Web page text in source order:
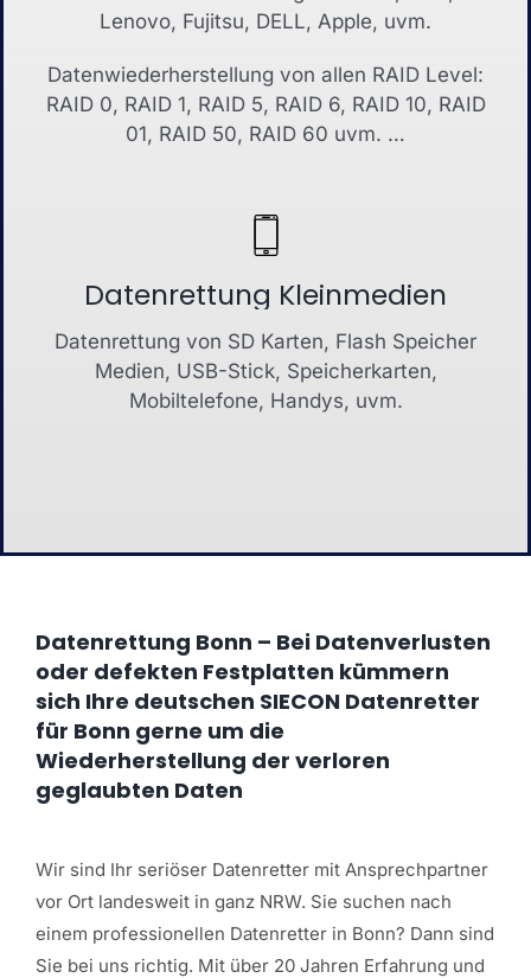
Lenovo, Fujitsu, DELL, Apple, uvm.
Datenwiederherstellung von allen RAID Level:
RAID 0, RAID 1, RAID 5, RAID 6, RAID 10, RAID
01, RAID 50, RAID 60 uvm. …
Datenrettung Kleinmedien
Datenrettung von SD Karten, Flash Speicher
Medien, USB-Stick, Speicherkarten,
Mobiltelefone, Handys, uvm.
Datenrettung Bonn – Bei Datenverlusten
oder defekten Festplatten kümmern
sich Ihre deutschen SIECON Datenretter
für Bonn gerne um die
Wiederherstellung der verloren
geglaubten Daten
Wir sind Ihr seriöser Datenretter mit Ansprechpartner
vor Ort landesweit in ganz NRW. Sie suchen nach
einem professionellen Datenretter in Bonn? Dann sind
Sie bei uns richtig. Mit über 20 Jahren Erfahrung und